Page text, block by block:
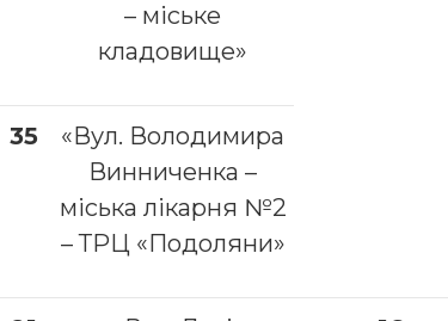
– міське
кладовище»
35
«Вул. Володимира
Винниченка –
міська лікарня №2
– ТРЦ «Подоляни»